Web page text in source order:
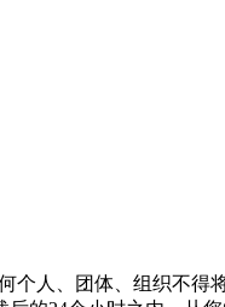
个人、团体、组织不得